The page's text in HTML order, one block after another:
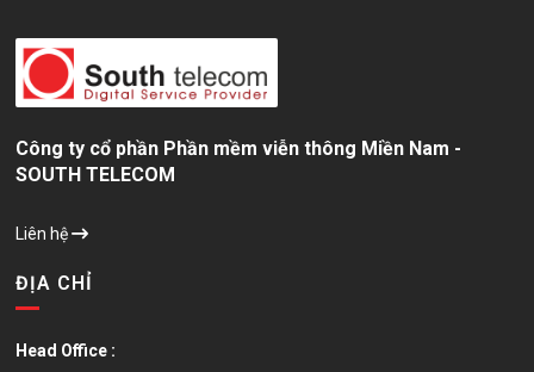
Công ty cổ phần Phần mềm viễn thông Miền Nam -
SOUTH TELECOM
Liên hệ
ĐỊA CHỈ
Head Office :